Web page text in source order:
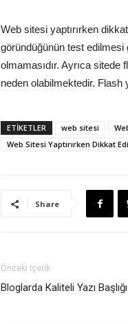
Web sitesi yaptırırken
göründüğünün test edilmesi
olmamasıdır. Ayrıca
neden olabilmektedir. Flash
ETIKETLER web sitesi
Web Sitesi Yaptırırken Dikkat
Share
Önceki İçerik
Bloglarda Kaliteli Yazı